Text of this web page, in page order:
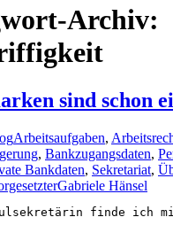
Archiv:
sind schon
Arbeitsaufgaben,
, Bankzugangsdaten,
Bankdaten, Sekretariat,
Gabriele Hänsel
finde ich